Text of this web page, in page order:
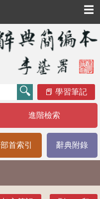
☰
學習筆記
進階檢索
部首索引 辭典附錄